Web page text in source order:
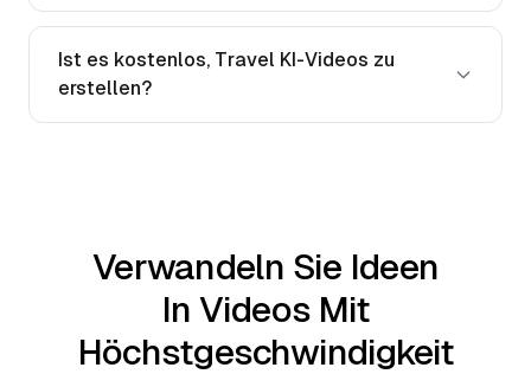
Ist es kostenlos, Travel KI-Videos zu
erstellen?
Verwandeln Sie Ideen
In Videos Mit
Höchstgeschwindigkeit